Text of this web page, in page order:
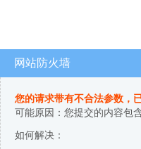
网站防火墙
您的请求带有不合法参数，
可能原因：您提交的内容包
如何解决：